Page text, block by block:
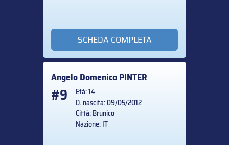
SCHEDA COMPLETA
Angelo DomenicoPINTER
#9
Età: 14
D. nascita: 09/05/2012
Città: Brunico
Nazione: IT